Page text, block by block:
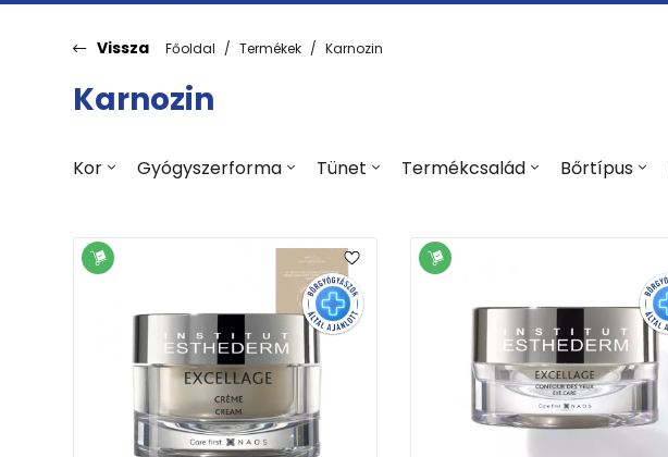
Vissza Főoldal Termékek Karnozin
Karnozin
Kor Gyógyszerforma Tünet Termékcsalád Bőrtípus